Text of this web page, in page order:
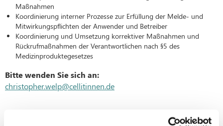
Maßnahmen
Koordinierung interner Prozesse zur Erfüllung der Melde- und
Mitwirkungspflichten der Anwender und Betreiber
Koordinierung und Umsetzung korrektiver Maßnahmen und
Rückrufmaßnahmen der Verantwortlichen nach §5 des
Medizinproduktegesetzes
Bitte wenden Sie sich an:
christopher.welp@cellitinnen.de